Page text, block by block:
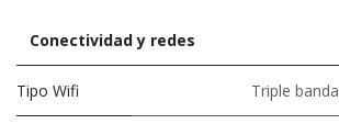
Conectividad y redes
Tipo Wifi Triple banda